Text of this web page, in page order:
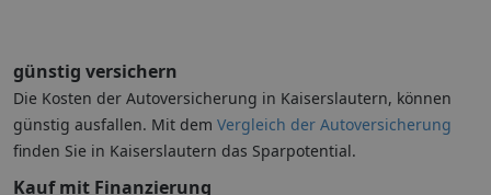
günstig versichern
Die Kosten der Autoversicherung in Kaiserslautern, können
günstig ausfallen. Mit dem Vergleich der Autoversicherung
finden Sie in Kaiserslautern das Sparpotential.
Kauf mit Finanzierung